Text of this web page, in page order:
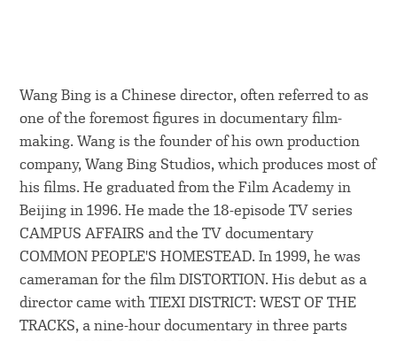
Wang Bing is a Chinese director, often referred to as
one of the foremost figures in documentary film-
making. Wang is the founder of his own production
company, Wang Bing Studios, which produces most of
his films. He graduated from the Film Academy in
Beijing in 1996. He made the 18-episode TV series
CAMPUS AFFAIRS and the TV documentary
COMMON PEOPLE'S HOMESTEAD. In 1999, he was
cameraman for the film DISTORTION. His debut as a
director came with TIEXI DISTRICT: WEST OF THE
TRACKS, a nine-hour documentary in three parts